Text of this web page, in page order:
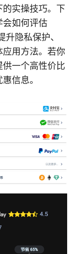
实操技巧。下
会如何评估
隐私保护、
应用方法。若你
一个高性价比
信息。